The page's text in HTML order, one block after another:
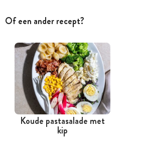
Of een ander recept?
Koude pastasalade met
kip